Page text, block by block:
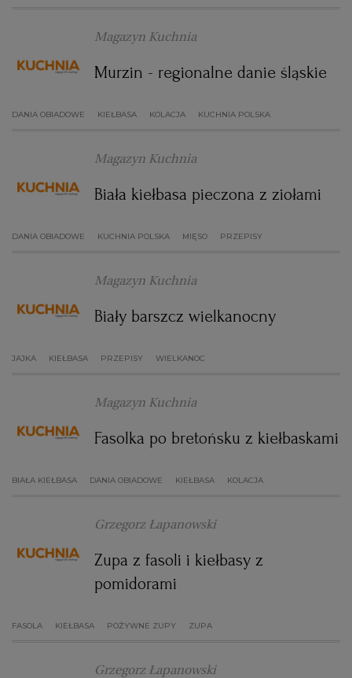
ZAKOPANE
ZIELONA GÓRA
Magazyn Kuchnia
Murzin - regionalne danie śląskie
DANIA OBIADOWE KIEŁBASA KOLACJA KUCHNIA POLSKA
Magazyn Kuchnia
Biała kiełbasa pieczona z ziołami
DANIA OBIADOWE KUCHNIA POLSKA MIĘSO PRZEPISY
Magazyn Kuchnia
Biały barszcz wielkanocny
JAJKA KIEŁBASA PRZEPISY WIELKANOC
Magazyn Kuchnia
Fasolka po bretońsku z kiełbaskami
BIAŁA KIEŁBASA DANIA OBIADOWE KIEŁBASA KOLACJA
Grzegorz Łapanowski
Zupa z fasoli i kiełbasy z
pomidorami
FASOLA KIEŁBASA POŻYWNE ZUPY ZUPA
Grzegorz Łapanowski